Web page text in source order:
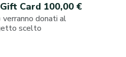
Card 100,00 €
donati al
scelto